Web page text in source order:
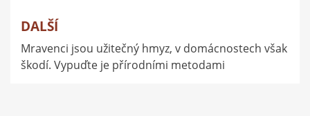
DALŠÍ
Mravenci jsou užitečný hmyz, v domácnostech však
škodí. Vypuďte je přírodními metodami